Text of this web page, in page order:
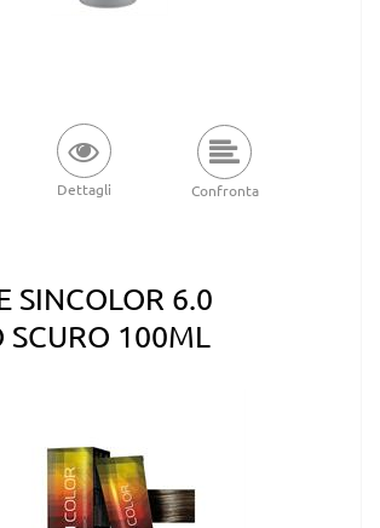
Dettagli Confronta
SINCOLOR 6.0
SCURO 100ML